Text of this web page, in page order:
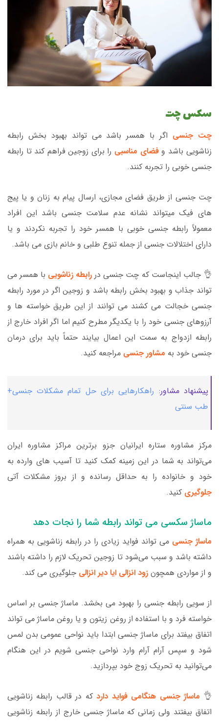
سکس چت
چت جنسی اگر با همسر باشد می تواند بهبود بخش رابطه
زناشویی باشد و فضای مناسبی را برای زوجین فراهم کند تا رابطه
جنسی خوبی را تجربه کنند.
چت جنسی از طریق فضای مجازی، ارسال پیام به زنان و یا پیج
های فیک میتواند نشانه عدم سلامت جنسی باشد این افراد
معمولاً رابطه جنسی خوبی با همسر خود را تجربه نکردند و یا
دارای اختلالات جنسی از جمله تنوع طلبی و خانم بازی می باشد.
👌 جالب اینجاست که چت جنسی در رابطه زناشویی با همسر می
تواند جذاب و بهبود بخش رابطه باشد و زوجین اگر در مورد رابطه
جنسی خجالت می کشند می توانند از این طریق خواسته ها و
آرزوهای جنسی خود را با یکدیگر مطرح کنیم اما اگر افراد خارج از
رابطه ازدواج به سمت این اعمال بیایند حتماً باید برای درمان
جنسی خود به مشاور جنسی مراجعه کنید.
پیشنهاد مشاور: راهکارهایی برای حل تمام مشکلات جنسی+
طب سنتی
مرکز مشاوره ستاره ایرانیان جزو برترین مراکز مشاوره ایران
می‌تواند به شما در این زمینه کمک کنید تا آسیب های وارده به
خود و خانواده را به حداقل رسانده و از بروز مشکلات آتی
جلوگیری کنید.
ماساژ سکسی می تواند رابطه شما را نجات دهد
ماساژ جنسی می تواند فواید زیادی را در رابطه زناشویی به همراه
داشته باشد و سبب می‌شود تا زوجین تحریک لازم را داشته باشند
و از مواردی همچون زود انزالی ایا دیر انزالی جلوگیری می کند.
از سویی رابطه جنسی را بهبود می بخشد. ماساژ جنسی بر اساس
خواسته فرد و با استفاده از روغن زیتون و یا روغن ماساژ می تواند
اتفاق بیفتد برای ماساژ جنسی ابتدا باید نواحی عمومی بدن لمس
شود و سپس آرام آرام وارد نواحی جنسی شویم در این هنگام
می‌توانید به تحریک زوج خود بپردازید.
👌 ماساژ جنسی هنگامی فواید دارد که در قالب رابطه زناشویی
اتفاق بیفتند ولی زمانی که ماساژ جنسی خارج از رابطه زناشویی